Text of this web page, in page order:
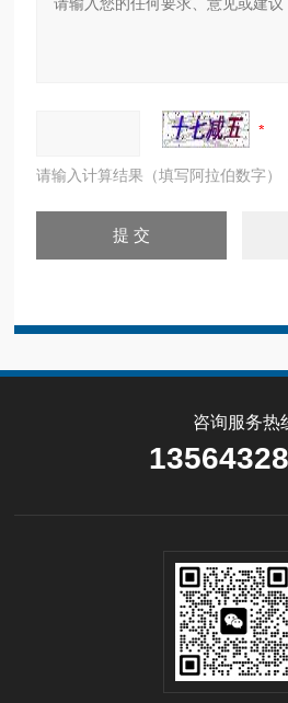
请输入计算结果（填写阿拉伯数字）
咨询服务热